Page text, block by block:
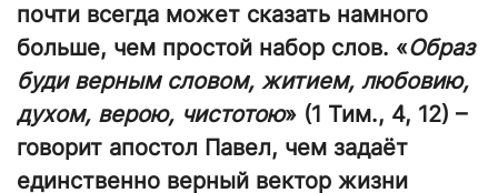
почти всегда может сказать намного
больше, чем простой набор слов. «Образ
буди верным словом, житием, любовию,
духом, верою, чистотою» (1 Тим., 4, 12) –
говорит апостол Павел, чем задаёт
единственно верный вектор жизни